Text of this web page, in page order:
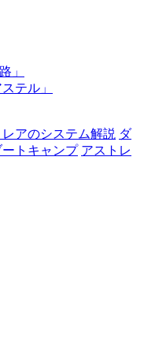
」
テル」
アのシステム解説 ダ
トキャンプ アストレ